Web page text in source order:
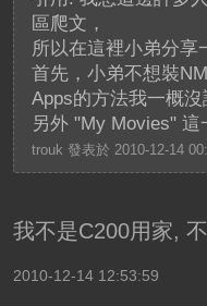
區爬文，
所以在這裡小弟分享
首先，小弟不想裝
Apps的方法我一概沒
另外 "My Movies"
trouk 發表於 2010-12-14
我不是C200用家,
2010-12-14 12:53:59